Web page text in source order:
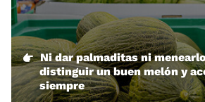
Ni dar palmaditas ni
distinguir un buen melón y
siempre